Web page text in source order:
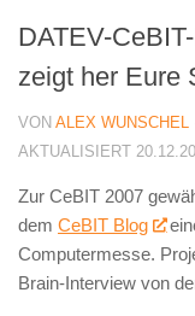
DATEV-
zeigt her Eure
VON ALEX WUNSCHEL
AKTUALISIERT
Zur CeBIT 2007
dem CeBIT Blog
Computermesse.
Brain-Interview von